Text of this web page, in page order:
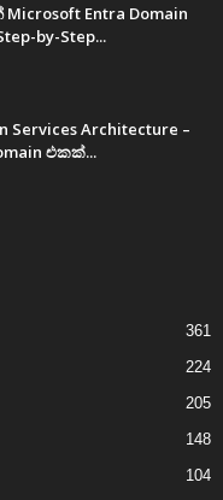
Entra Domain
by-Step...
Services Architecture –
එකක්...
361
224
205
148
104